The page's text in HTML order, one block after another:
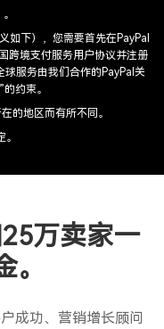
如下），您需要首先在PayPal
跨境支付服务用户协议并注册
球服务由我们合作的PayPal关
约束。
的地区而有所不同。
万卖家一
成功、营销增长顾问